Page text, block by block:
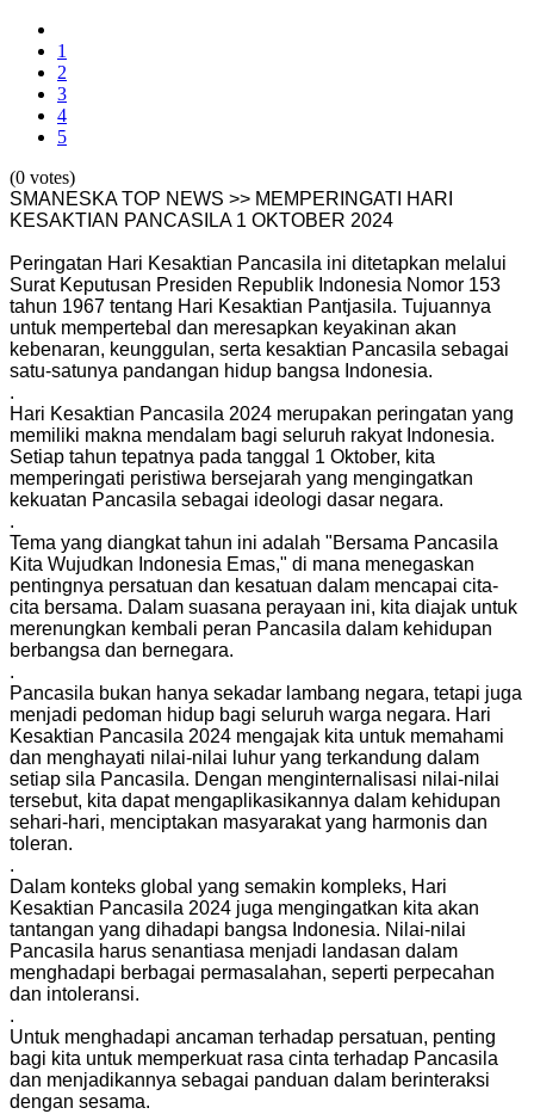
1
2
3
4
5
(0 votes)
SMANESKA TOP NEWS >> MEMPERINGATI HARI
KESAKTIAN PANCASILA 1 OKTOBER 2024
Peringatan Hari Kesaktian Pancasila ini ditetapkan melalui
Surat Keputusan Presiden Republik Indonesia Nomor 153
tahun 1967 tentang Hari Kesaktian Pantjasila. Tujuannya
untuk mempertebal dan meresapkan keyakinan akan
kebenaran, keunggulan, serta kesaktian Pancasila sebagai
satu-satunya pandangan hidup bangsa Indonesia.
.
Hari Kesaktian Pancasila 2024 merupakan peringatan yang
memiliki makna mendalam bagi seluruh rakyat Indonesia.
Setiap tahun tepatnya pada tanggal 1 Oktober, kita
memperingati peristiwa bersejarah yang mengingatkan
kekuatan Pancasila sebagai ideologi dasar negara.
.
Tema yang diangkat tahun ini adalah "Bersama Pancasila
Kita Wujudkan Indonesia Emas," di mana menegaskan
pentingnya persatuan dan kesatuan dalam mencapai cita-
cita bersama. Dalam suasana perayaan ini, kita diajak untuk
merenungkan kembali peran Pancasila dalam kehidupan
berbangsa dan bernegara.
.
Pancasila bukan hanya sekadar lambang negara, tetapi juga
menjadi pedoman hidup bagi seluruh warga negara. Hari
Kesaktian Pancasila 2024 mengajak kita untuk memahami
dan menghayati nilai-nilai luhur yang terkandung dalam
setiap sila Pancasila. Dengan menginternalisasi nilai-nilai
tersebut, kita dapat mengaplikasikannya dalam kehidupan
sehari-hari, menciptakan masyarakat yang harmonis dan
toleran.
.
Dalam konteks global yang semakin kompleks, Hari
Kesaktian Pancasila 2024 juga mengingatkan kita akan
tantangan yang dihadapi bangsa Indonesia. Nilai-nilai
Pancasila harus senantiasa menjadi landasan dalam
menghadapi berbagai permasalahan, seperti perpecahan
dan intoleransi.
.
Untuk menghadapi ancaman terhadap persatuan, penting
bagi kita untuk memperkuat rasa cinta terhadap Pancasila
dan menjadikannya sebagai panduan dalam berinteraksi
dengan sesama.